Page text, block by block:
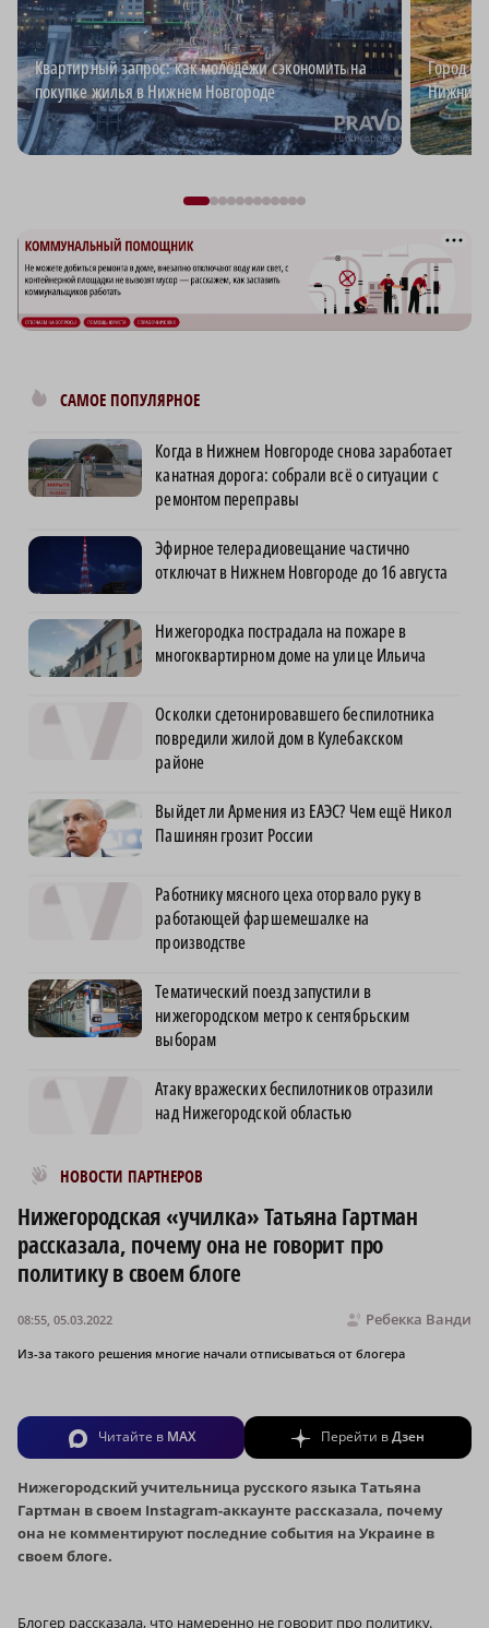
Квартирный запрос: как молодёжи сэкономить на
покупке жилья в Нижнем Новгороде
Город
Нижний?
САМОЕ ПОПУЛЯРНОЕ
Когда в Нижнем Новгороде снова заработает
канатная дорога: собрали всё о ситуации с
ремонтом переправы
Эфирное телерадиовещание частично
отключат в Нижнем Новгороде до 16 августа
Нижегородка пострадала на пожаре в
многоквартирном доме на улице Ильича
Осколки сдетонировавшего беспилотника
повредили жилой дом в Кулебакском
районе
Выйдет ли Армения из ЕАЭС? Чем ещё Никол
Пашинян грозит России
Работнику мясного цеха оторвало руку в
работающей фаршемешалке на
производстве
Тематический поезд запустили в
нижегородском метро к сентябрьским
выборам
Атаку вражеских беспилотников отразили
над Нижегородской областью
НОВОСТИ ПАРТНЕРОВ
Новости МирТесен
Нижегородская «училка» Татьяна Гартман
рассказала, почему она не говорит про
политику в своем блоге
Ребекка Ванди
08:55, 05.03.2022
Из-за такого решения многие начали отписываться от блогера
Читайте в MAX Перейти вДзен
Нижегородский учительница русского языка Татьяна
Гартман в своем Instagram-аккаунте рассказала, почему
она не комментируют последние события на Украине в
своем блоге.
Блогер рассказала, что намеренно не говорит про политику.